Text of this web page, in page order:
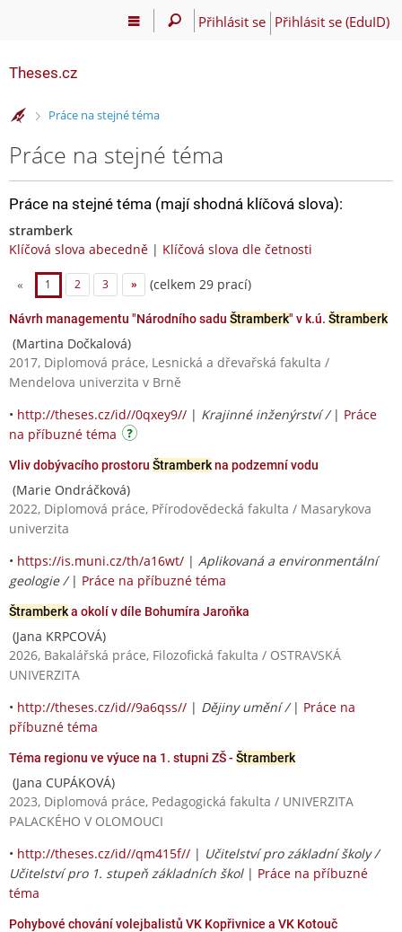
Přihlásit se Přihlásit se (EduID)
Theses.cz
>Práce na stejné téma
Práce na stejné téma
Práce na stejné téma (mají shodná klíčová slova):
stramberk
Klíčová slova abecedně | Klíčová slova dle četnosti
« 1 2 3 » (celkem 29 prací)
Návrh managementu "Národního sadu Štramberk" v k.ú. Štramberk
(Martina Dočkalová)
2017, Diplomová práce, Lesnická a dřevařská fakulta /
Mendelova univerzita v Brně
• http://theses.cz/id//0qxey9// | Krajinné inženýrství / | Práce
na příbuzné téma
Vliv dobývacího prostoru Štramberkna podzemní vodu
(Marie Ondráčková)
2022, Diplomová práce, Přírodovědecká fakulta / Masarykova
univerzita
• https://is.muni.cz/th/a16wt/ | Aplikovaná a environmentální
geologie / | Práce na příbuzné téma
Štramberka okolí v díle Bohumíra Jaroňka
(Jana KRPCOVÁ)
2026, Bakalářská práce, Filozofická fakulta / OSTRAVSKÁ
UNIVERZITA
• http://theses.cz/id//9a6qss// | Dějiny umění / | Práce na
příbuzné téma
Téma regionu ve výuce na 1. stupni ZŠ - Štramberk
(Jana CUPÁKOVÁ)
2023, Diplomová práce, Pedagogická fakulta / UNIVERZITA
PALACKÉHO V OLOMOUCI
• http://theses.cz/id//qm415f// | Učitelství pro základní školy /
Učitelství pro 1. stupeň základních škol| Práce na příbuzné
téma
Pohybové chování volejbalistů VK Kopřivnice a VK Kotouč